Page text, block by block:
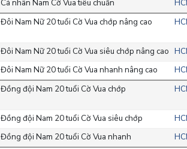
Cá nhân Nam Cờ Vua tiêu chuẩn
Đôi Nam Nữ 20 tuổi Cờ Vua chớp nâng cao
Đôi Nam Nữ 20 tuổi Cờ Vua siêu chớp nâng cao
Đôi Nam Nữ 20 tuổi Cờ Vua nhanh nâng cao
Đồng đội Nam 20 tuổi Cờ Vua chớp
Đồng đội Nam 20 tuổi Cờ Vua siêu chớp
Đồng đội Nam 20 tuổi Cờ Vua nhanh